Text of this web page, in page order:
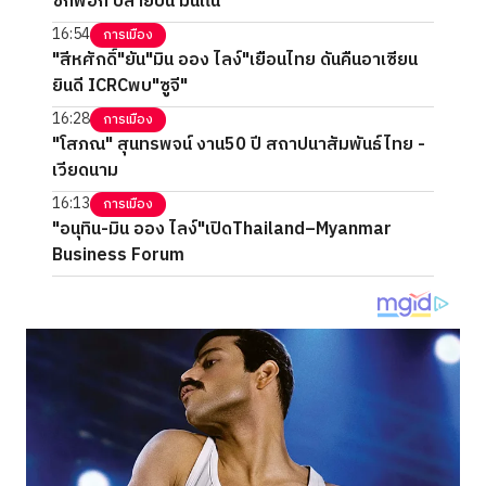
16:54 การเมือง
"สีหศักดิ์"ยัน"มิน ออง ไลง์"เยือนไทย ดันคืนอาเซียน
ยินดี ICRCพบ"ซูจี"
16:28 การเมือง
"โสภณ" สุนทรพจน์ งาน50 ปี สถาปนาสัมพันธ์ไทย -
เวียดนาม
16:13 การเมือง
"อนุทิน-มิน ออง ไลง์"เปิดThailand–Myanmar
Business Forum